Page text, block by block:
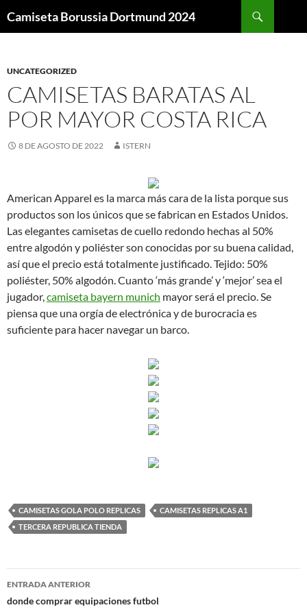
Camiseta Borussia Dortmund 2024
UNCATEGORIZED
CAMISETAS BARATAS AL
POR MAYOR COSTA RICA
8 DE AGOSTO DE 2022 ISTERN
American Apparel es la marca más cara de la lista porque sus
productos son los únicos que se fabrican en Estados Unidos.
Las elegantes camisetas de cuello redondo hechas al 50%
entre algodón y poliéster son conocidas por su buena calidad,
así que el precio está totalmente justificado. Tejido: 50%
poliéster, 50% algodón. Cuanto ‘más grande’ y ‘mejor’ sea el
jugador,camiseta bayern munich mayor será el precio. Se
piensa que una orgía de electrónica y de burocracia es
suficiente para hacer navegar un barco.
CAMISETAS GOLA POLO REPLICAS
CAMISETAS REPLICAS A1
TERCERA REPUBLICA TIENDA
Navegación
de
ENTRADA ANTERIOR
donde comprar equipaciones futbol